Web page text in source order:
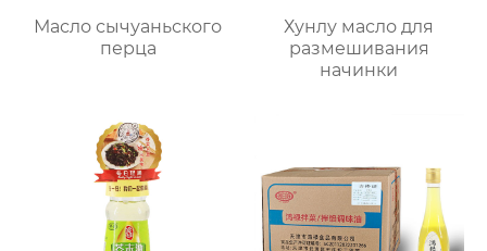
Масло сычуаньского
перца
Хунлу масло для
размешивания
начинки